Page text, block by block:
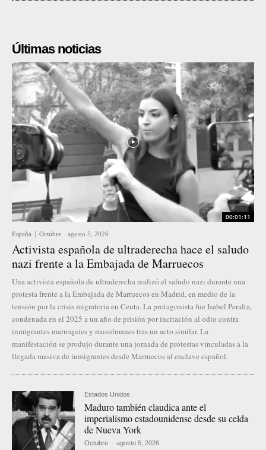
Últimas noticias
00:01:11
España Octubre - agosto 5, 2026
Activista española de ultraderecha hace el saludo
nazi frente a la Embajada de Marruecos
Una activista española de ultraderecha realizó el saludo nazi durante una
protesta frente a la Embajada de Marruecos en Madrid, en medio de la
tensión por la crisis migratoria en Ceuta. La protagonista fue Isabel Peralta,
condenada en el 2025 a un año de prisión por incitación al odio contra
inmigrantes marroquíes y musulmanes tras un acto similar. La
manifestación se produjo durante una jornada de protestas vinculadas a la
llegada masiva de inmigrantes desde Marruecos al enclave español.
Estados Unidos
Maduro también claudica ante el
imperialismo estadounidense desde su celda
de Nueva York
Octubre - agosto 5, 2026